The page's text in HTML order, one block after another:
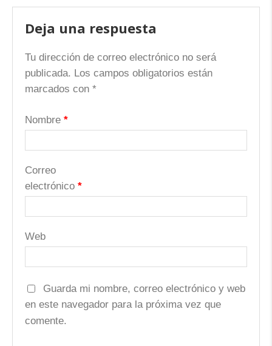
Deja una respuesta
Tu dirección de correo electrónico no será
publicada. Los campos obligatorios están
marcados con *
Nombre *
Correo
electrónico *
Web
Guarda mi nombre, correo electrónico y web
en este navegador para la próxima vez que
comente.